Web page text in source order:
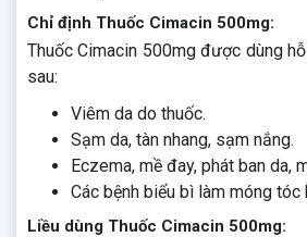
Chỉ định Thuốc Cimacin 500mg:
Thuốc Cimacin 500mg được dùng
sau:
Viêm da do thuốc.
Sạm da, tàn nhang, sạm nắng.
Eczema, mề đay, phát ban da,
Các bệnh biểu bì làm móng tóc
Liều dùng Thuốc Cimacin 500mg: